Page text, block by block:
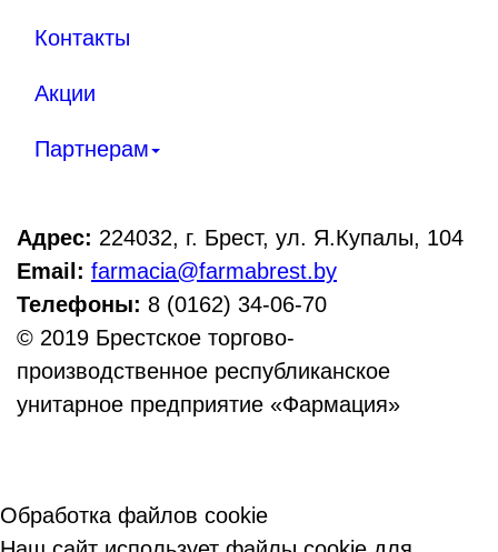
Контакты
Акции
Партнерам
Адрес: 224032, г. Брест, ул. Я.Купалы, 104
Email: farmacia@farmabrest.by
Телефоны: 8 (0162) 34-06-70
© 2019 Брестское торгово-
производственное республиканское
унитарное предприятие «Фармация»
Обработка файлов cookie